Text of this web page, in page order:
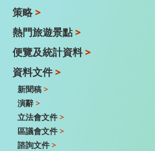
策略>
熱門旅遊景點>
便覽及統計資料>
資料文件 >
新聞稿 >
演辭 >
立法會文件 >
區議會文件 >
諮詢文件 >